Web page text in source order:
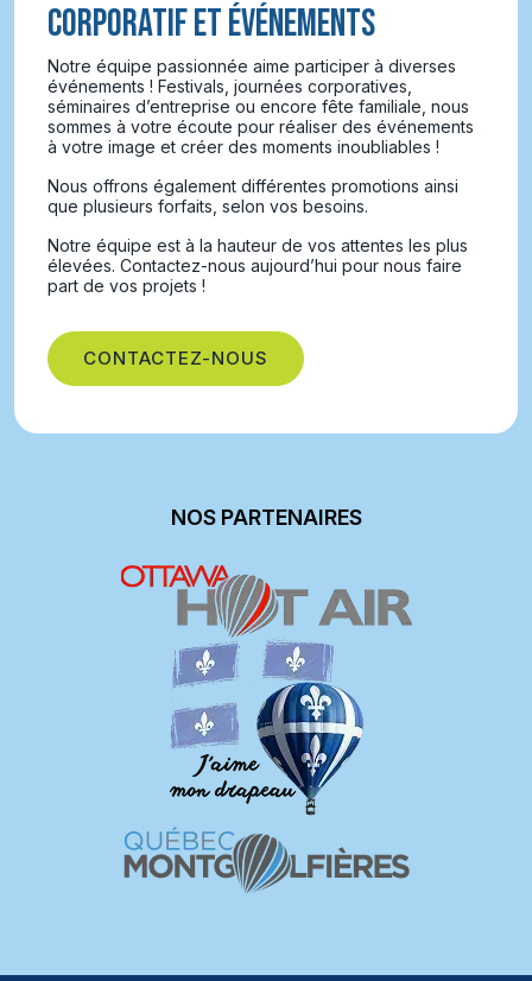
CORPORATIF ET ÉVÉNEMENTS
Notre équipe passionnée aime participer à diverses
événements ! Festivals, journées corporatives,
séminaires d’entreprise ou encore fête familiale, nous
sommes à votre écoute pour réaliser des événements
à votre image et créer des moments inoubliables !
Nous offrons également différentes promotions ainsi
que plusieurs forfaits, selon vos besoins.
Notre équipe est à la hauteur de vos attentes les plus
élevées. Contactez-nous aujourd’hui pour nous faire
part de vos projets !
CONTACTEZ-NOUS
NOS PARTENAIRES